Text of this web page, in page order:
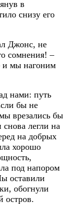
в
снизу его
Джонс, не
сомнения! –
и мы нагоним
нами: путь
бы не
врезались бы
легли на
на добрых
хорошо
под напором
оставили
обогнули
остров.